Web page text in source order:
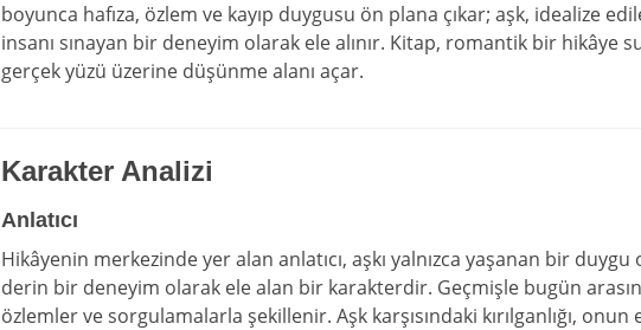
boyunca hafıza, özlem ve kayıp duygusu ön plana çıkar; aşk, idealize
insanı sınayan bir deneyim olarak ele alınır. Kitap, romantik bir hikâye
gerçek yüzü üzerine düşünme alanı açar.
Karakter Analizi
Anlatıcı
Hikâyenin merkezinde yer alan anlatıcı, aşkı yalnızca yaşanan bir
derin bir deneyim olarak ele alan bir karakterdir. Geçmişle bugün
özlemler ve sorgulamalarla şekillenir. Aşk karşısındaki kırılganlığı,